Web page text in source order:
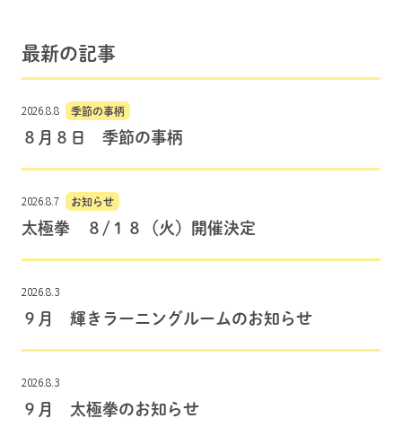
最新の記事
2026.8.8 季節の事柄
８月８日 季節の事柄
2026.8.7 お知らせ
太極拳 ８/１８（火）開催決定
2026.8.3
９月 輝きラーニングルームのお知らせ
2026.8.3
９月 太極拳のお知らせ